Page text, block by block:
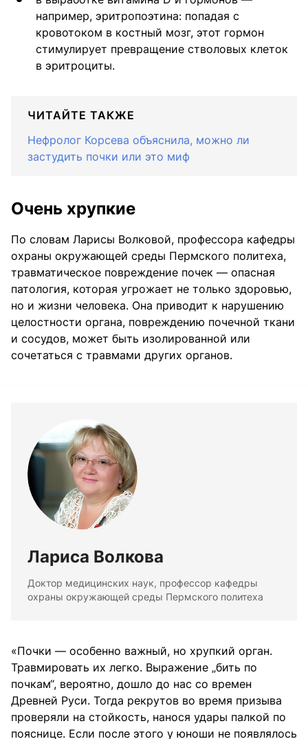
например, эритропоэтина: попадая с
кровотоком в костный мозг, этот гормон
стимулирует превращение стволовых клеток
в эритроциты.
ЧИТАЙТЕ ТАКЖЕ
Нефролог Корсева объяснила, можно ли
застудить почки или это миф
Очень хрупкие
По словам Ларисы Волковой, профессора кафедры
охраны окружающей среды Пермского политеха,
травматическое повреждение почек — опасная
патология, которая угрожает не только здоровью,
но и жизни человека. Она приводит к нарушению
целостности органа, повреждению почечной ткани
и сосудов, может быть изолированной или
сочетаться с травмами других органов.
Лариса Волкова
Доктор медицинских наук, профессор кафедры
охраны окружающей среды Пермского политеха
«Почки — особенно важный, но хрупкий орган.
Травмировать их легко. Выражение „бить по
почкам“, вероятно, дошло до нас со времен
Древней Руси. Тогда рекрутов во время призыва
проверяли на стойкость, нанося удары палкой по
пояснице. Если после этого у юноши не появлялось